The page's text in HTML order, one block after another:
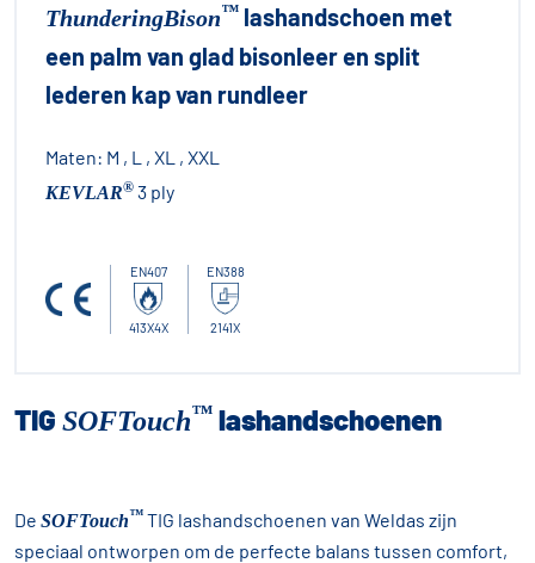
ThunderingBison™ lashandschoen met
een palm van glad bisonleer en split
lederen kap van rundleer
Maten: M , L , XL , XXL
KEVLAR® 3 ply
EN407
413X4X
EN388
2141X
TIG SOFTouch™ lashandschoenen
De SOFTouch™ TIG lashandschoenen van Weldas zijn
speciaal ontworpen om de perfecte balans tussen comfort,